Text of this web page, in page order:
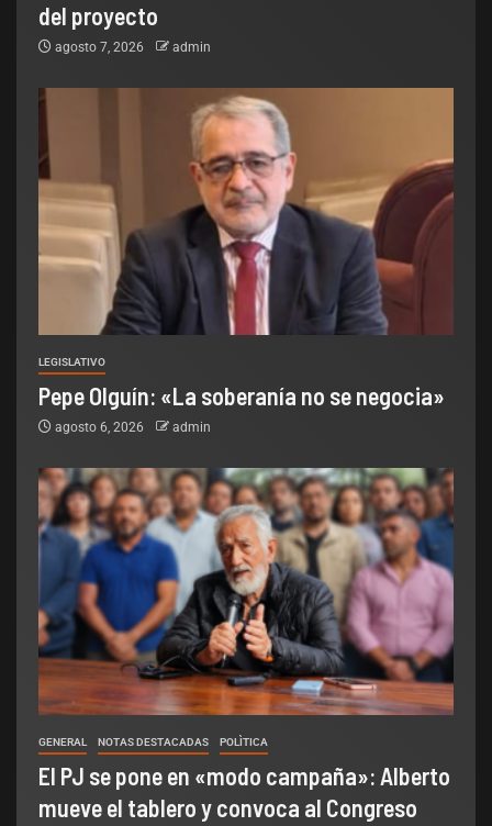
del proyecto
agosto 7, 2026 admin
LEGISLATIVO
Pepe Olguín: «La soberanía no se negocia»
agosto 6, 2026 admin
GENERAL NOTAS DESTACADAS POLÌTICA
El PJ se pone en «modo campaña»: Alberto
mueve el tablero y convoca al Congreso